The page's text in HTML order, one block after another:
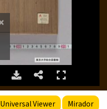
Universal Viewer Mirador